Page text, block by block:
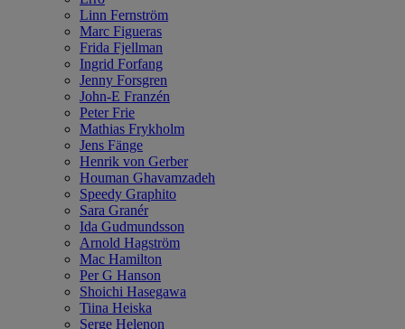
Linn Fernström
Marc Figueras
Frida Fjellman
Ingrid Forfang
Jenny Forsgren
John-E Franzén
Peter Frie
Mathias Frykholm
Jens Fänge
Henrik von Gerber
Houman Ghavamzadeh
Speedy Graphito
Sara Granér
Ida Gudmundsson
Arnold Hagström
Mac Hamilton
Per G Hanson
Shoichi Hasegawa
Tiina Heiska
Serge Helenon